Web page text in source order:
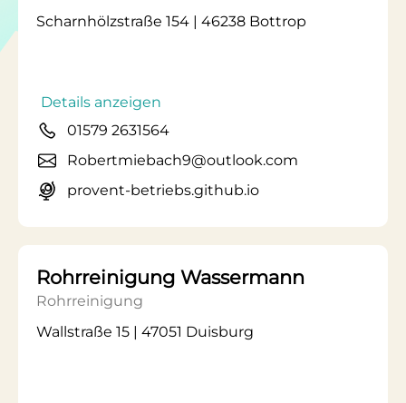
Scharnhölzstraße 154 | 46238 Bottrop
Details anzeigen
01579 2631564
Robertmiebach9@outlook.com
provent-betriebs.github.io
Rohrreinigung Wassermann
Rohrreinigung
Wallstraße 15 | 47051 Duisburg